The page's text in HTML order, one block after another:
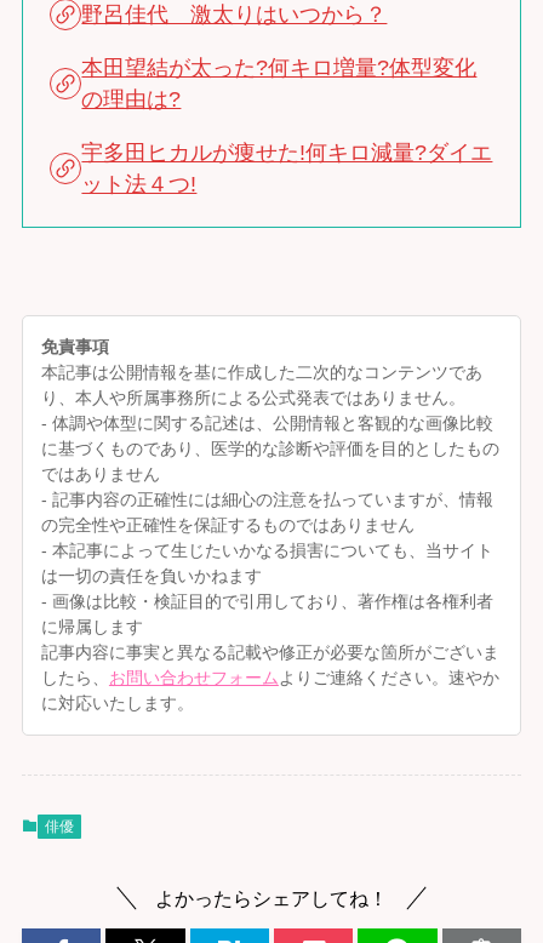
野呂佳代 激太りはいつから？
本田望結が太った?何キロ増量?体型変化
の理由は?
宇多田ヒカルが痩せた!何キロ減量?ダイエ
ット法４つ!
免責事項
本記事は公開情報を基に作成した二次的なコンテンツであ
り、本人や所属事務所による公式発表ではありません。
- 体調や体型に関する記述は、公開情報と客観的な画像比較
に基づくものであり、医学的な診断や評価を目的としたもの
ではありません
- 記事内容の正確性には細心の注意を払っていますが、情報
の完全性や正確性を保証するものではありません
- 本記事によって生じたいかなる損害についても、当サイト
は一切の責任を負いかねます
- 画像は比較・検証目的で引用しており、著作権は各権利者
に帰属します
記事内容に事実と異なる記載や修正が必要な箇所がございま
したら、 お問い合わせフォーム よりご連絡ください。速やか
に対応いたします。
俳優
よかったらシェアしてね！